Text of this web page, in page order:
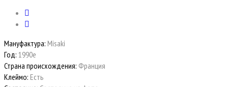
Мануфактура: Misaki
Год: 1990е
Страна происхождения: Франция
Клеймо: Есть